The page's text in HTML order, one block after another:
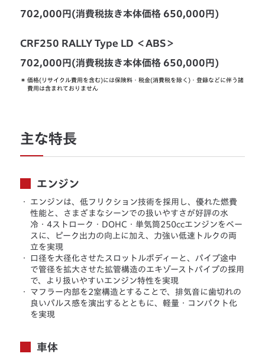
702,000円(消費税抜き本体価格 650,000円)
CRF250 RALLY Type LD ＜ABS＞
702,000円(消費税抜き本体価格 650,000円)
＊ 価格(リサイクル費用を含む)には保険料・税金(消費税を除く)・登録などに伴う諸
費用は含まれておりません
主な特長
エンジン
・
エンジンは、低フリクション技術を採用し、優れた燃費
性能と、さまざまなシーンでの扱いやすさが好評の水
冷・4ストローク・DOHC・単気筒250ccエンジンをベー
スに、ピーク出力の向上に加え、力強い低速トルクの両
立を実現
・
口径を大径化させたスロットルボディーと、パイプ途中
で管径を拡大させた拡管構造のエキゾーストパイプの採用
で、より扱いやすいエンジン特性を実現
・
マフラー内部を2室構造とすることで、排気音に歯切れの
良いパルス感を演出するとともに、軽量・コンパクト化
を実現
車体